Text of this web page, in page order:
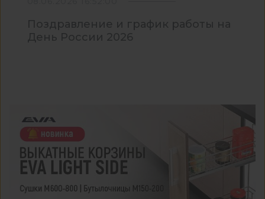
Поздравление и график работы на
День России 2026